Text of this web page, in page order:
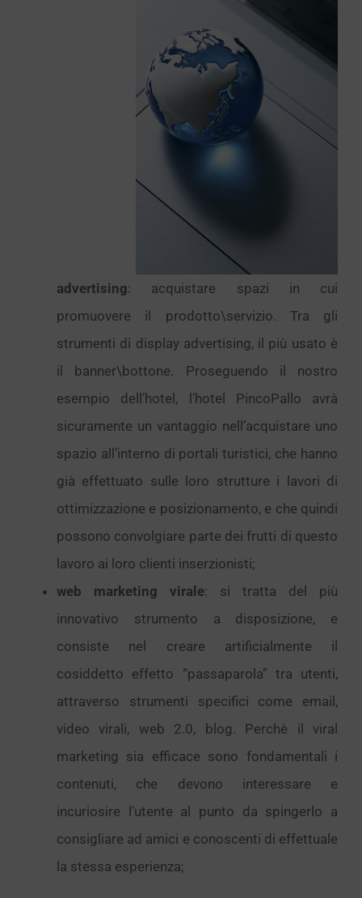
advertising: acquistare spazi in cui
promuovere il prodotto\servizio. Tra gli
strumenti di display advertising, il più usato è
il banner\bottone. Proseguendo il nostro
esempio dell’hotel, l’hotel PincoPallo avrà
sicuramente un vantaggio nell’acquistare uno
spazio all’interno di portali turistici, che hanno
già effettuato sulle loro strutture i lavori di
ottimizzazione e posizionamento, e che quindi
possono convolgiare parte dei frutti di questo
lavoro ai loro clienti inserzionisti;
web marketing virale: si tratta del più
innovativo strumento a disposizione, e
consiste nel creare artificialmente il
cosiddetto effetto “passaparola” tra utenti,
attraverso strumenti specifici come email,
video virali, web 2.0, blog. Perchè il viral
marketing sia efficace sono fondamentali i
contenuti, che devono interessare e
incuriosire l’utente al punto da spingerlo a
consigliare ad amici e conoscenti di effettuale
la stessa esperienza;